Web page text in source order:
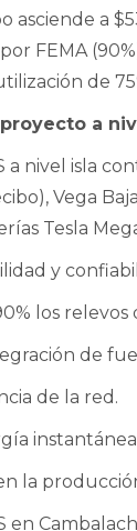
asciende a
FEMA
de
a
a nivel isla
Vega
Tesla
y
los relevos
de
de la red.
la
en